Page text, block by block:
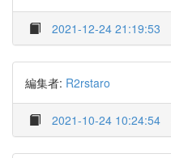
2021-12-24 21:19:53
編集者: R2rstaro
2021-10-24 10:24:54